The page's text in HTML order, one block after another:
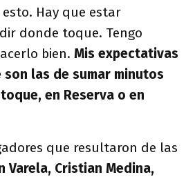
esto. Hay que estar
donde toque. Tengo
bien. Mis expectativas
las de sumar minutos
en Reserva o en
que resultaron de las
Varela, Cristian Medina,